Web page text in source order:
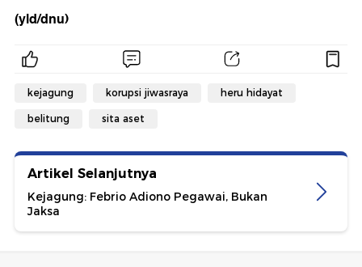
(yld/dnu)
kejagung korupsi jiwasraya heru hidayat
belitung sita aset
Artikel Selanjutnya
Kejagung: Febrio Adiono Pegawai, Bukan
Jaksa